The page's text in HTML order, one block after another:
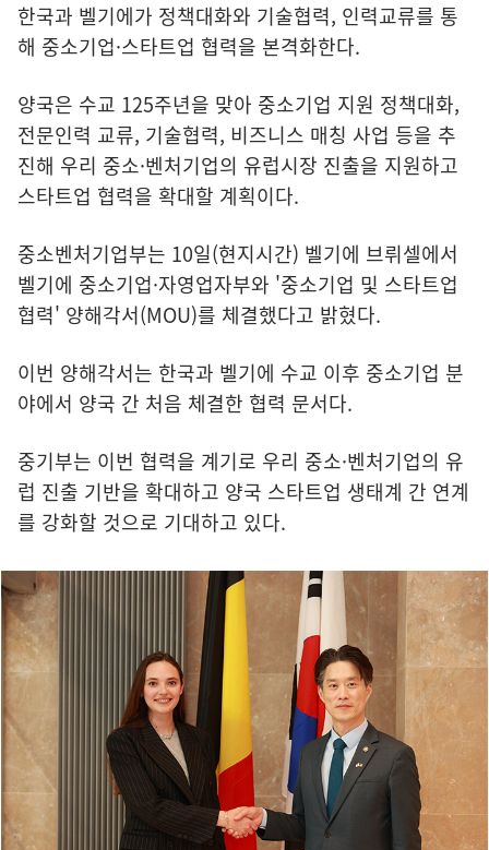
한국과 벨기에가 정책대화와 기술협력, 인력교류를 통
해 중소기업·스타트업 협력을 본격화한다.
양국은 수교 125주년을 맞아 중소기업 지원 정책대화,
전문인력 교류, 기술협력, 비즈니스 매칭 사업 등을 추
진해 우리 중소·벤처기업의 유럽시장 진출을 지원하고
스타트업 협력을 확대할 계획이다.
중소벤처기업부는 10일(현지시간) 벨기에 브뤼셀에서
벨기에 중소기업·자영업자부와 '중소기업 및 스타트업
협력' 양해각서(MOU)를 체결했다고 밝혔다.
이번 양해각서는 한국과 벨기에 수교 이후 중소기업 분
야에서 양국 간 처음 체결한 협력 문서다.
중기부는 이번 협력을 계기로 우리 중소·벤처기업의 유
럽 진출 기반을 확대하고 양국 스타트업 생태계 간 연계
를 강화할 것으로 기대하고 있다.